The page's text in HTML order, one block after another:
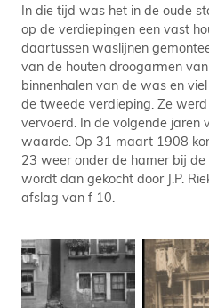
In die tijd was het in de oude
op de verdiepingen een vast
daartussen waslijnen
van de houten droogarmen
binnenhalen van de was en
de tweede verdieping. Ze
vervoerd. In de volgende jaren
waarde. Op 31 maart 1908
23 weer onder de hamer bij
wordt dan gekocht door J.P.
afslag van f 10.